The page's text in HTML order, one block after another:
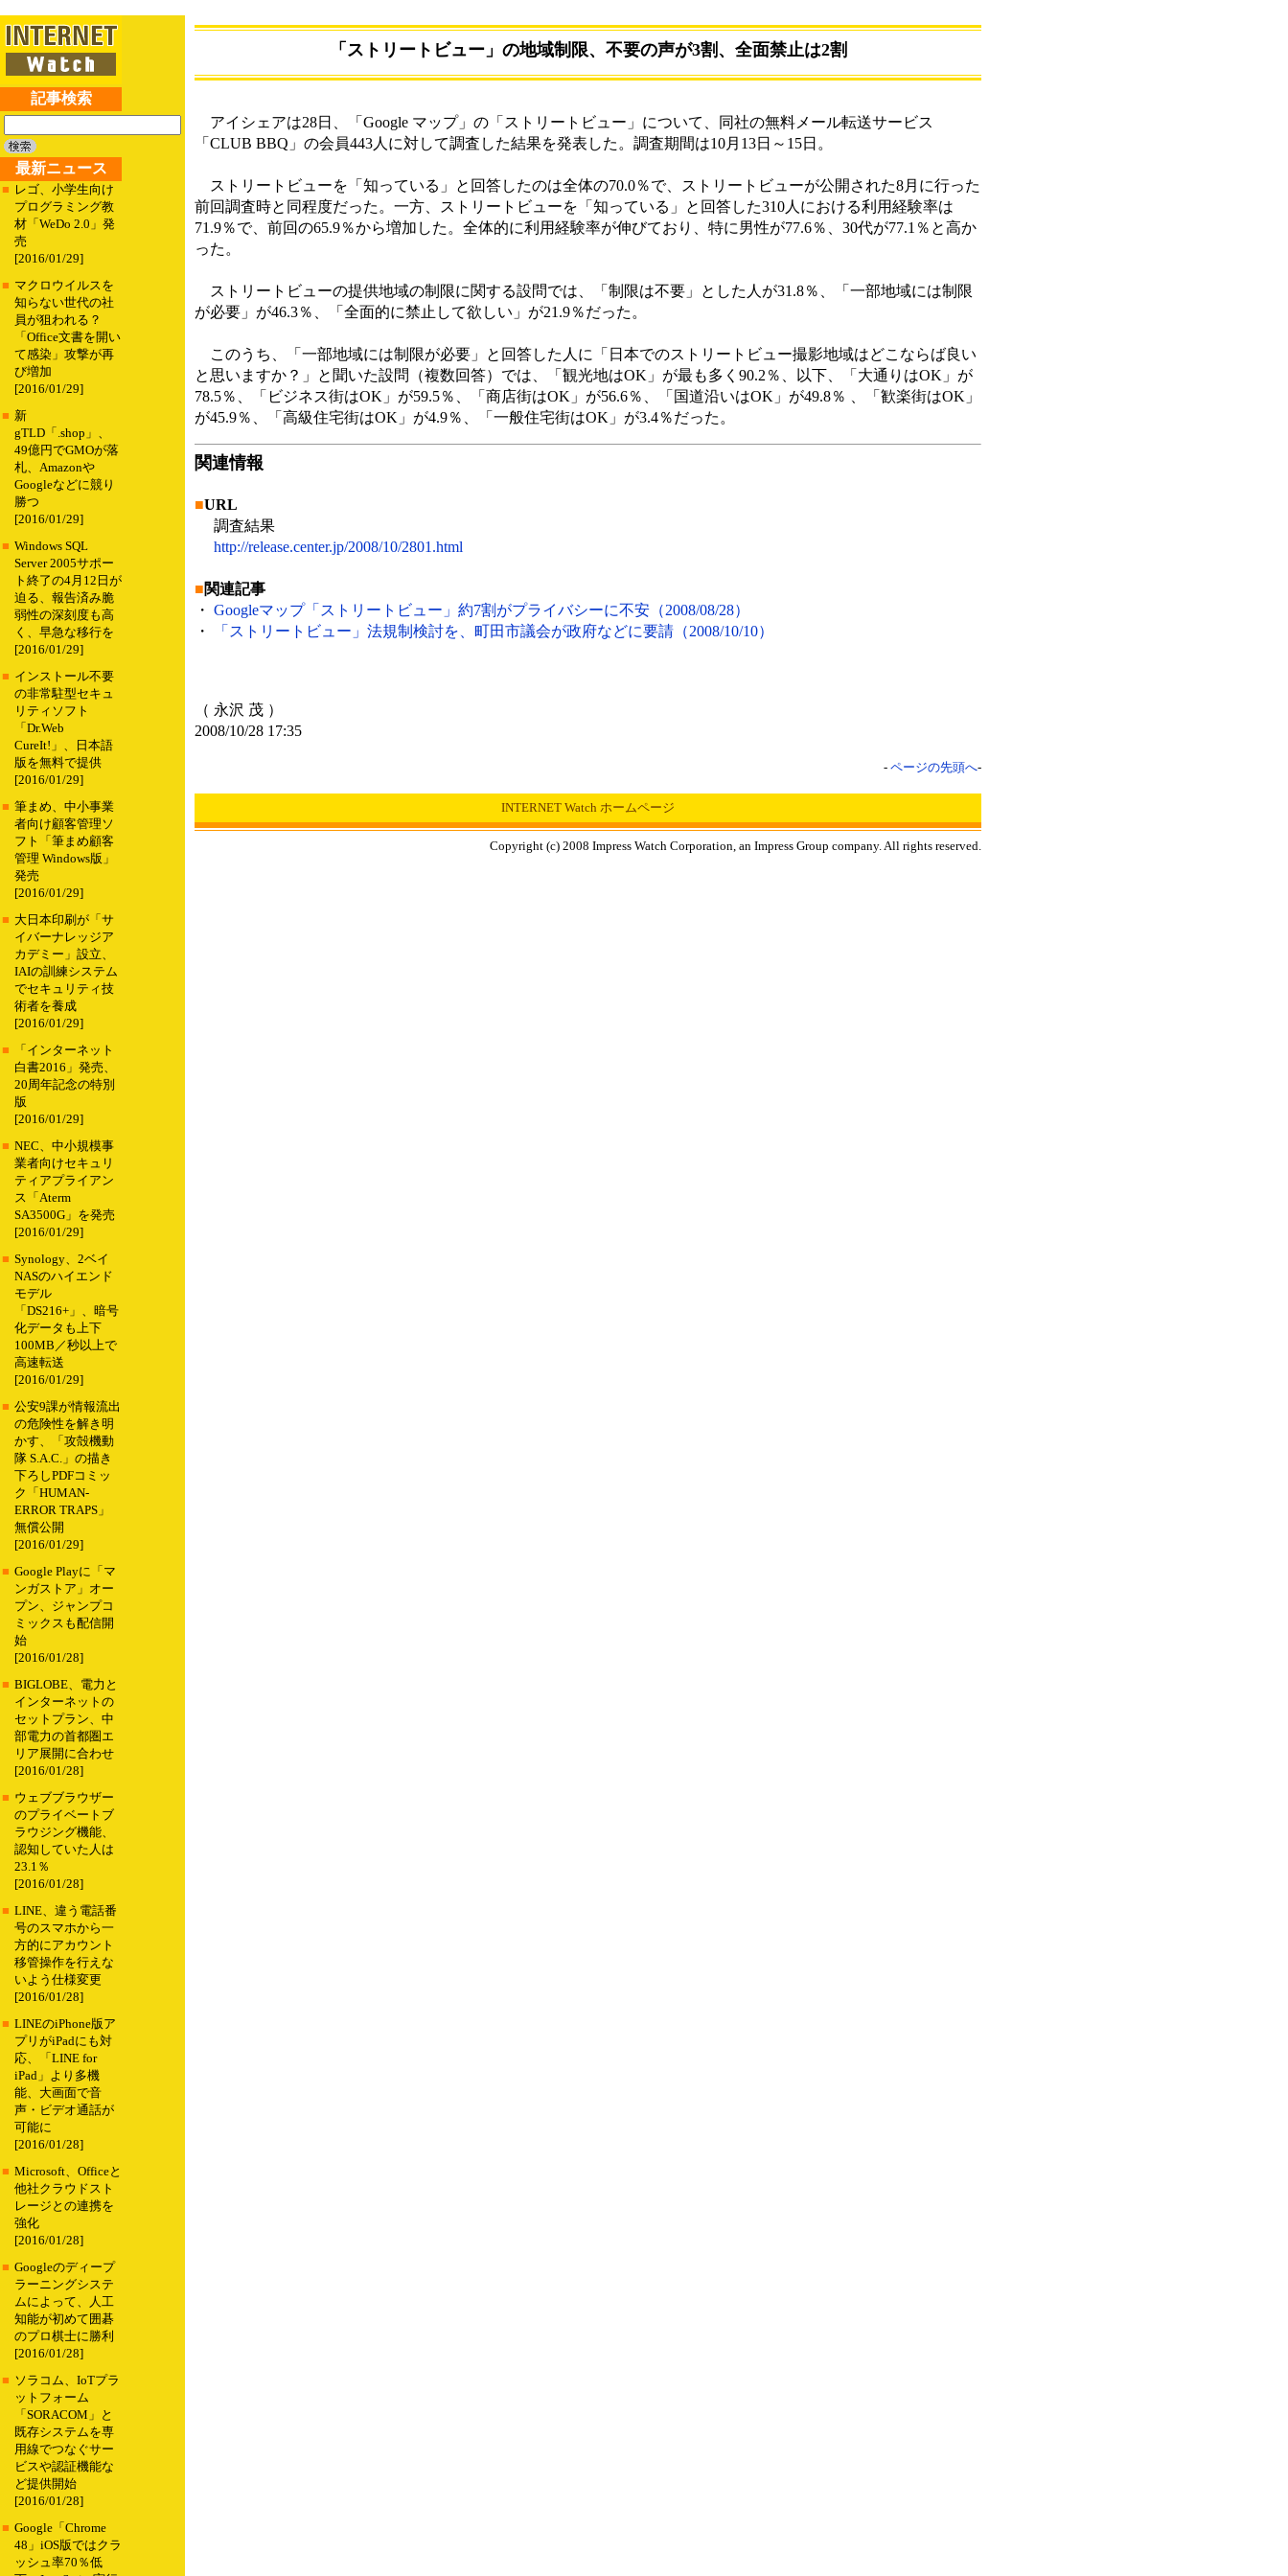
記事検索
最新ニュース
■ レゴ、小学生向け
プログラミング教
材「WeDo 2.0」発
売
[2016/01/29]
■ マクロウイルスを
知らない世代の社
員が狙われる？
「Office文書を開い
て感染」攻撃が再
び増加
[2016/01/29]
■ 新
gTLD「.shop」、
49億円でGMOが落
札、Amazonや
Googleなどに競り
勝つ
[2016/01/29]
■ Windows SQL
Server 2005サポー
ト終了の4月12日が
迫る、報告済み脆
弱性の深刻度も高
く、早急な移行を
[2016/01/29]
■ インストール不要
の非常駐型セキュ
リティソフト
「Dr.Web
CureIt!」、日本語
版を無料で提供
[2016/01/29]
■ 筆まめ、中小事業
者向け顧客管理ソ
フト「筆まめ顧客
管理 Windows版」
発売
[2016/01/29]
■ 大日本印刷が「サ
イバーナレッジア
カデミー」設立、
IAIの訓練システム
でセキュリティ技
術者を養成
[2016/01/29]
■
「インターネット
白書2016」発売、
20周年記念の特別
版
[2016/01/29]
■ NEC、中小規模事
業者向けセキュリ
ティアプライアン
ス「Aterm
SA3500G」を発売
[2016/01/29]
■ Synology、2ベイ
NASのハイエンド
モデル
「DS216+」、暗号
化データも上下
100MB／秒以上で
高速転送
[2016/01/29]
■ 公安9課が情報流出
の危険性を解き明
かす、「攻殻機動
隊 S.A.C.」の描き
下ろしPDFコミッ
ク「HUMAN-
ERROR TRAPS」
無償公開
[2016/01/29]
■ Google Playに「マ
ンガストア」オー
プン、ジャンプコ
ミックスも配信開
始
[2016/01/28]
■ BIGLOBE、電力と
インターネットの
セットプラン、中
部電力の首都圏エ
リア展開に合わせ
[2016/01/28]
■ ウェブブラウザー
のプライベートブ
ラウジング機能、
認知していた人は
23.1％
[2016/01/28]
■ LINE、違う電話番
号のスマホから一
方的にアカウント
移管操作を行えな
いよう仕様変更
[2016/01/28]
■ LINEのiPhone版ア
プリがiPadにも対
応、「LINE for
iPad」より多機
能、大画面で音
声・ビデオ通話が
可能に
[2016/01/28]
■ Microsoft、Officeと
他社クラウドスト
レージとの連携を
強化
[2016/01/28]
■ Googleのディープ
ラーニングシステ
ムによって、人工
知能が初めて囲碁
のプロ棋士に勝利
[2016/01/28]
■ ソラコム、IoTプラ
ットフォーム
「SORACOM」と
既存システムを専
用線でつなぐサー
ビスや認証機能な
ど提供開始
[2016/01/28]
■ Google「Chrome
48」iOS版ではクラ
ッシュ率70％低
「ストリートビュー」の地域制限、不要の声が3割、全面禁止は2割
アイシェアは28日、「Google マップ」の「ストリートビュー」について、同社の無料メール転送サービス
「CLUB BBQ」の会員443人に対して調査した結果を発表した。調査期間は10月13日～15日。
ストリートビューを「知っている」と回答したのは全体の70.0％で、ストリートビューが公開された8月に行った
前回調査時と同程度だった。一方、ストリートビューを「知っている」と回答した310人における利用経験率は
71.9％で、前回の65.9％から増加した。全体的に利用経験率が伸びており、特に男性が77.6％、30代が77.1％と高か
った。
ストリートビューの提供地域の制限に関する設問では、「制限は不要」とした人が31.8％、「一部地域には制限
が必要」が46.3％、「全面的に禁止して欲しい」が21.9％だった。
このうち、「一部地域には制限が必要」と回答した人に「日本でのストリートビュー撮影地域はどこならば良い
と思いますか？」と聞いた設問（複数回答）では、「観光地はOK」が最も多く90.2％、以下、「大通りはOK」が
78.5％、「ビジネス街はOK」が59.5％、「商店街はOK」が56.6％、「国道沿いはOK」が49.8％ 、「歓楽街はOK」
が45.9％、「高級住宅街はOK」が4.9％、「一般住宅街はOK」が3.4％だった。
関連情報
■URL
調査結果
http://release.center.jp/2008/10/2801.html
■関連記事
・ Googleマップ「ストリートビュー」約7割がプライバシーに不安（2008/08/28）
・
「ストリートビュー」法規制検討を、町田市議会が政府などに要請（2008/10/10）
（ 永沢 茂 ）
2008/10/28 17:35
- ページの先頭へ-
INTERNET Watch ホームページ
Copyright (c) 2008 Impress Watch Corporation, an Impress Group company. All rights reserved.